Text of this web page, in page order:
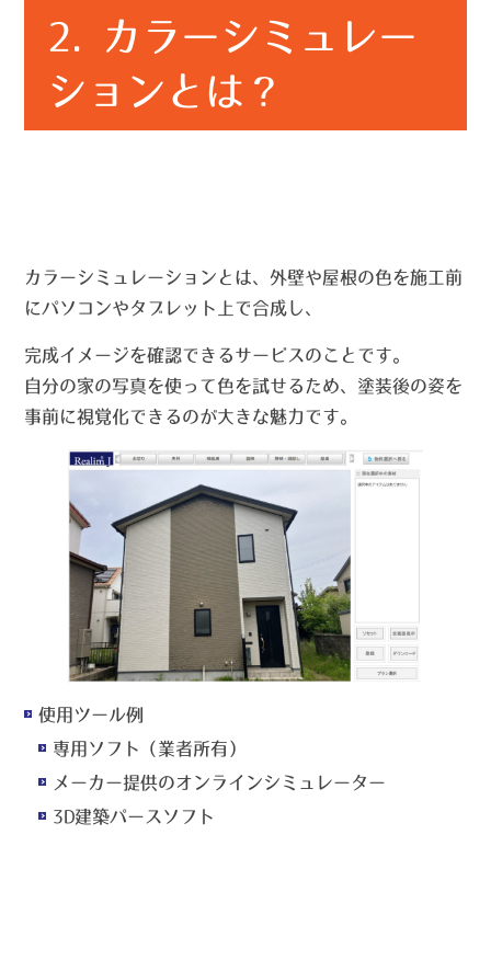
2. カラーシミュレー
ションとは？
カラーシミュレーションとは、外壁や屋根の色を施工前
にパソコンやタブレット上で合成し、
完成イメージを確認できるサービスのことです。
自分の家の写真を使って色を試せるため、塗装後の姿を
事前に視覚化できるのが大きな魅力です。
使用ツール例
専用ソフト（業者所有）
メーカー提供のオンラインシミュレーター
3D建築パースソフト